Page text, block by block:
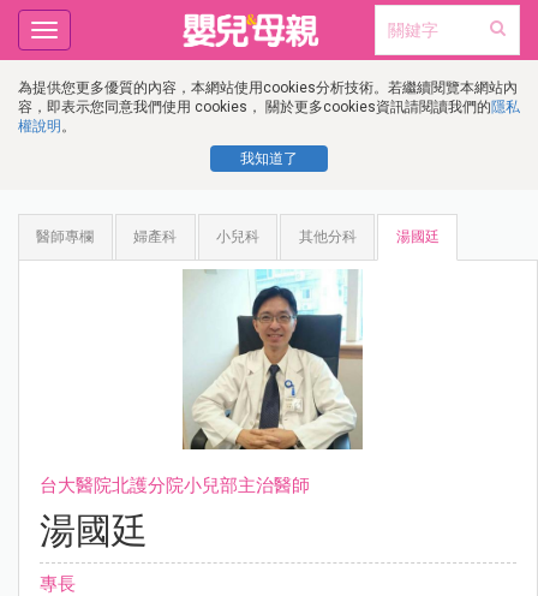
為提供您更多優質的內容，本網站使用cookies分析技術。若繼續閱覽本網站內
容，即表示您同意我們使用 cookies， 關於更多cookies資訊請閱讀我們的隱私
權說明 。
我知道了
Toggle
navigation
醫師專欄 婦產科 小兒科 其他分科 湯國廷
台大醫院北護分院小兒部主治醫師
湯國廷
專長